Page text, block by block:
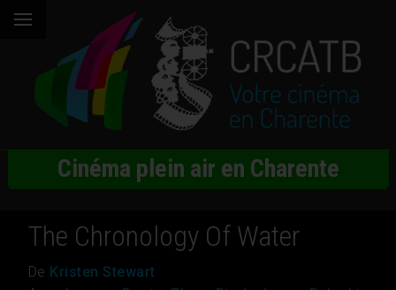
Cinéma plein air en Charente
The Chronology Of Water
De Kristen Stewart